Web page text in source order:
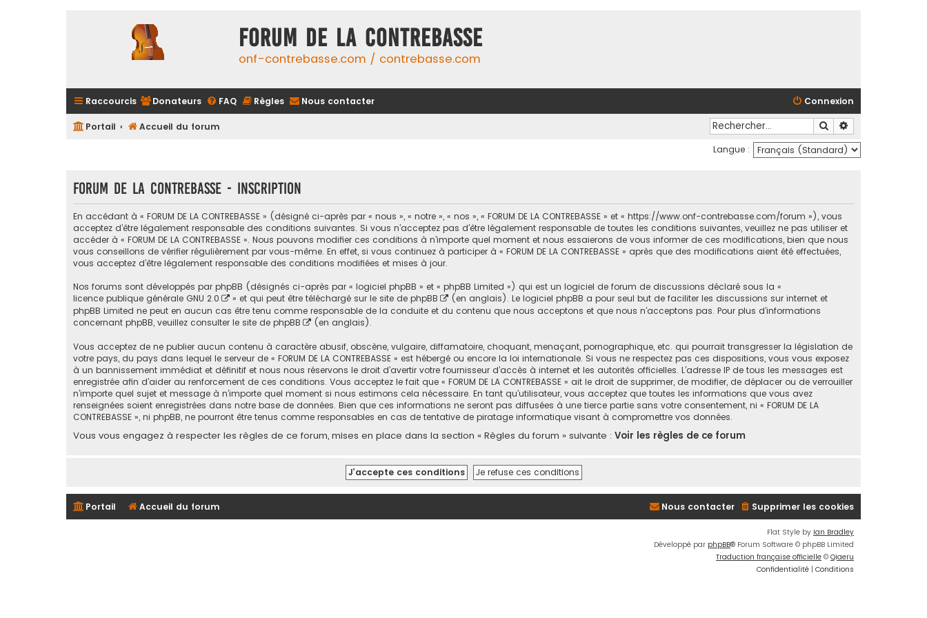
FORUM DE LA CONTREBASSE
onf-contrebasse.com / contrebasse.com
Raccourcis Donateurs FAQ Règles Nous contacter Connexion
Portail Accueil du forum Rechercher
Langue :
FORUM DE LA CONTREBASSE - Inscription
En accédant à « FORUM DE LA CONTREBASSE » (désigné ci-après par « nous », « notre », « nos », « FORUM DE LA CONTREBASSE » et « https://www.onf-contrebasse.com/forum »), vous
acceptez d’être légalement responsable des conditions suivantes. Si vous n’acceptez pas d’être légalement responsable de toutes les conditions suivantes, veuillez ne pas utiliser et
accéder à « FORUM DE LA CONTREBASSE ». Nous pouvons modifier ces conditions à n’importe quel moment et nous essaierons de vous informer de ces modifications, bien que nous
vous conseillons de vérifier régulièrement par vous-même. En effet, si vous continuez à participer à « FORUM DE LA CONTREBASSE » après que des modifications aient été effectuées,
vous acceptez d’être légalement responsable des conditions modifiées et mises à jour.
Nos forums sont développés par phpBB (désignés ci-après par « logiciel phpBB » et « phpBB Limited ») qui est un logiciel de forum de discussions déclaré sous la «
licence publique générale GNU 2.0
» et qui peut être téléchargé sur le site de phpBB
(en anglais). Le logiciel phpBB a pour seul but de faciliter les discussions sur internet et
phpBB Limited ne peut en aucun cas être tenu comme responsable de la conduite et du contenu que nous acceptons et que nous n’acceptons pas. Pour plus d’informations
concernant phpBB, veuillez consulter le site de phpBB (en anglais).
Vous acceptez de ne publier aucun contenu à caractère abusif, obscène, vulgaire, diffamatoire, choquant, menaçant, pornographique, etc. qui pourrait transgresser la législation de
votre pays, du pays dans lequel le serveur de « FORUM DE LA CONTREBASSE » est hébergé ou encore la loi internationale. Si vous ne respectez pas ces dispositions, vous vous exposez
à un bannissement immédiat et définitif et nous nous réservons le droit d’avertir votre fournisseur d’accès à internet et les autorités officielles. L’adresse IP de tous les messages est
enregistrée afin d’aider au renforcement de ces conditions. Vous acceptez le fait que « FORUM DE LA CONTREBASSE » ait le droit de supprimer, de modifier, de déplacer ou de verrouiller
n’importe quel sujet et message à n’importe quel moment si nous estimons cela nécessaire. En tant qu’utilisateur, vous acceptez que toutes les informations que vous avez
renseignées soient enregistrées dans notre base de données. Bien que ces informations ne seront pas diffusées à une tierce partie sans votre consentement, ni « FORUM DE LA
CONTREBASSE », ni phpBB, ne pourront être tenus comme responsables en cas de tentative de piratage informatique visant à compromettre vos données.
Vous vous engagez à respecter les règles de ce forum, mises en place dans la section « Règles du forum » suivante : Voir les règles de ce forum
Portail Accueil du forum Supprimer les cookies
Nous contacter
Flat Style by Ian Bradley
Développé par phpBB® Forum Software © phpBB Limited
Traduction française officielle © Qiaeru
Confidentialité | Conditions